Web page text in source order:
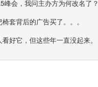
会，我问主办方为何改名了？
套背后的广告买了。。。
好它，但这些年一直没起来。